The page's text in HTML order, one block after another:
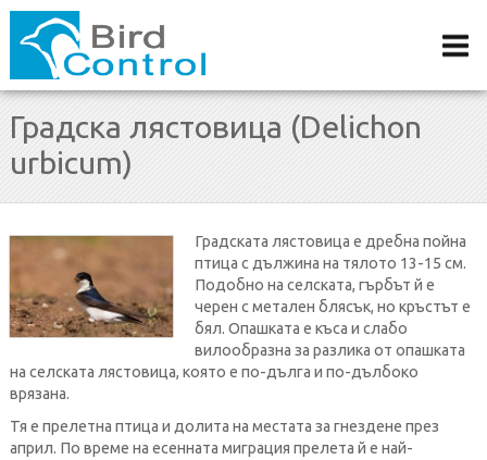
Градска лястовица (Delichon
urbicum)
Градската лястовица е дребна пойна
птица с дължина на тялото 13-15 см.
Подобно на селската, гърбът й е
черен с метален блясък, но кръстът е
бял. Опашката е къса и слабо
вилообразна за разлика от опашката
на селската лястовица, която е по-дълга и по-дълбоко
врязана.
Тя е прелетна птица и долита на местата за гнездене през
април. По време на есенната миграция прелета й е най-